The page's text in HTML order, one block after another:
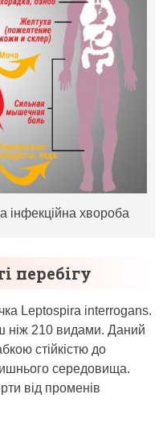
інфекційна хвороба
перебігу
Leptospira interrogans.
ніж 210 видами. Даний
стійкістю до
середовища.
від променів